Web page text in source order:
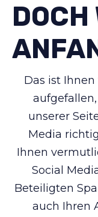
DOCH
Das ist
unserer
Media
Ihnen
Social
Beteiligten
auch Ihren